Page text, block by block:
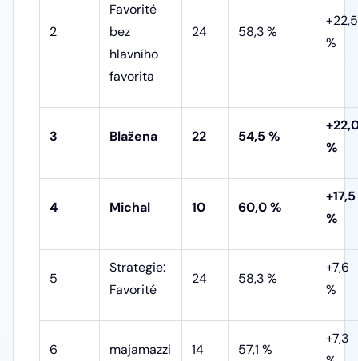
2
Favorité
bez
hlavního
favorita
24 58,3 %
+22,5
%
3 Blažena 22 54,5 %
%
4 Michal 10 60,0 %
+17,5
%
5
Strategie:
Favorité
24 58,3 %
+7,6
%
6 majamazzi 14 57,1 %
+7,3